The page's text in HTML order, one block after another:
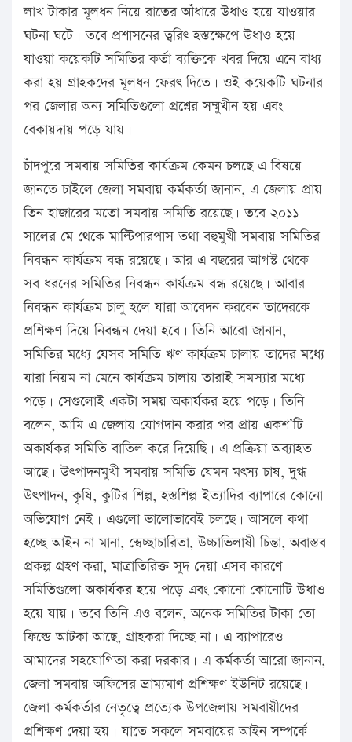
লাখ টাকার মূলধন নিয়ে রাতের আঁধারে উধাও হয়ে যাওয়ার
ঘটনা ঘটে। তবে প্রশাসনের ত্বরিৎ হস্তক্ষেপে উধাও হয়ে
যাওয়া কয়েকটি সমিতির কর্তা ব্যক্তিকে খবর দিয়ে এনে বাধ্য
করা হয় গ্রাহকদের মূলধন ফেরৎ দিতে। ওই কয়েকটি ঘটনার
পর জেলার অন্য সমিতিগুলো প্রশ্নের সম্মুখীন হয় এবং
বেকায়দায় পড়ে যায়।
চাঁদপুরে সমবায় সমিতির কার্যক্রম কেমন চলছে এ বিষয়ে
জানতে চাইলে জেলা সমবায় কর্মকর্তা জানান, এ জেলায় প্রায়
তিন হাজারের মতো সমবায় সমিতি রয়েছে। তবে ২০১১
সালের মে থেকে মাল্টিপারপাস তথা বহুমুখী সমবায় সমিতির
নিবন্ধন কার্যক্রম বন্ধ রয়েছে। আর এ বছরের আগস্ট থেকে
সব ধরনের সমিতির নিবন্ধন কার্যক্রম বন্ধ রয়েছে। আবার
নিবন্ধন কার্যক্রম চালু হলে যারা আবেদন করবেন তাদেরকে
প্রশিক্ষণ দিয়ে নিবন্ধন দেয়া হবে। তিনি আরো জানান,
সমিতির মধ্যে যেসব সমিতি ঋণ কার্যক্রম চালায় তাদের মধ্যে
যারা নিয়ম না মেনে কার্যক্রম চালায় তারাই সমস্যার মধ্যে
পড়ে। সেগুলোই একটা সময় অকার্যকর হয়ে পড়ে। তিনি
বলেন, আমি এ জেলায় যোগদান করার পর প্রায় একশ’টি
অকার্যকর সমিতি বাতিল করে দিয়েছি। এ প্রক্রিয়া অব্যাহত
আছে। উৎপাদনমুখী সমবায় সমিতি যেমন মৎস্য চাষ, দুগ্ধ
উৎপাদন, কৃষি, কুটির শিল্প, হস্তশিল্প ইত্যাদির ব্যাপারে কোনো
অভিযোগ নেই। এগুলো ভালোভাবেই চলছে। আসলে কথা
হচ্ছে আইন না মানা, স্বেচ্ছাচারিতা, উচ্চাভিলাষী চিন্তা, অবাস্তব
প্রকল্প গ্রহণ করা, মাত্রাতিরিক্ত সুদ দেয়া এসব কারণে
সমিতিগুলো অকার্যকর হয়ে পড়ে এবং কোনো কোনোটি উধাও
হয়ে যায়। তবে তিনি এও বলেন, অনেক সমিতির টাকা তো
ফিল্ডে আটকা আছে, গ্রাহকরা দিচ্ছে না। এ ব্যাপারেও
আমাদের সহযোগিতা করা দরকার। এ কর্মকর্তা আরো জানান,
জেলা সমবায় অফিসের ভ্রাম্যমাণ প্রশিক্ষণ ইউনিট রয়েছে।
জেলা কর্মকর্তার নেতৃত্বে প্রত্যেক উপজেলায় সমবায়ীদের
প্রশিক্ষণ দেয়া হয়। যাতে সকলে সমবায়ের আইন সম্পর্কে